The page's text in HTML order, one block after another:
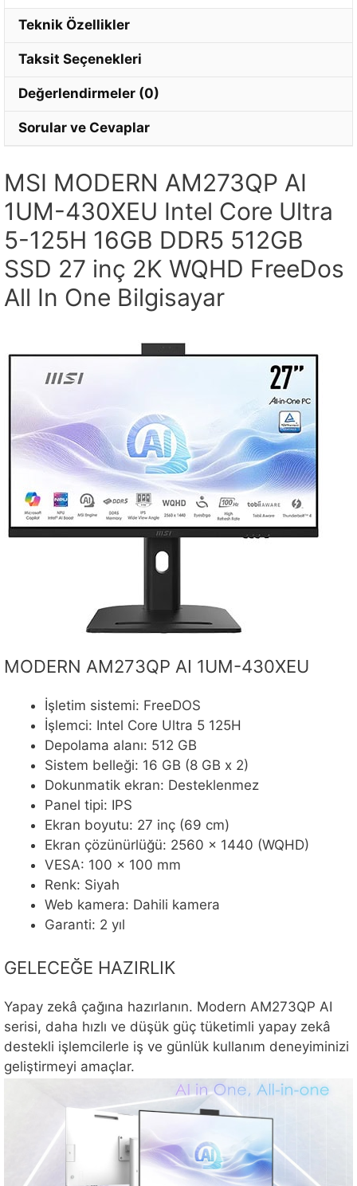
Teknik Özellikler
Taksit Seçenekleri
Değerlendirmeler (0)
Sorular ve Cevaplar
MSI MODERN AM273QP AI
1UM-430XEU Intel Core Ultra
5-125H 16GB DDR5 512GB
SSD 27 inç 2K WQHD FreeDos
All In One Bilgisayar
MODERN AM273QP AI 1UM-430XEU
İşletim sistemi: FreeDOS
İşlemci: Intel Core Ultra 5 125H
Depolama alanı: 512 GB
Sistem belleği: 16 GB (8 GB x 2)
Dokunmatik ekran: Desteklenmez
Panel tipi: IPS
Ekran boyutu: 27 inç (69 cm)
Ekran çözünürlüğü: 2560 x 1440 (WQHD)
VESA: 100 x 100 mm
Renk: Siyah
Web kamera: Dahili kamera
Garanti: 2 yıl
GELECEĞE HAZIRLIK
Yapay zekâ çağına hazırlanın. Modern AM273QP AI
serisi, daha hızlı ve düşük güç tüketimli yapay zekâ
destekli işlemcilerle iş ve günlük kullanım deneyiminizi
geliştirmeyi amaçlar.